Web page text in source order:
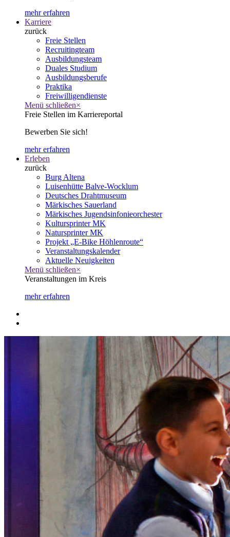
mehr erfahren
Karriere
zurück
Freie Stellen
Recruitingteam
Ausbildungsteam
Duales Studium
Ausbildungsberufe
Praktika
Freiwilligendienste
Menü schließen×
Freie Stellen im Karriereportal
Bewerben Sie sich!
mehr erfahren
Erleben
zurück
Burg Altena
Luisenhütte Balve-Wocklum
Deutsches Drahtmuseum
Märkisches Sauerland
Märkisches Jugendsinfonieorchester
Kultursprinter MK
Natursprinter MK
Projekt „E-Bike Höhlenroute“
Veranstaltungskalender
Aktuelle Neuigkeiten
Menü schließen×
Veranstaltungen im Kreis
mehr erfahren